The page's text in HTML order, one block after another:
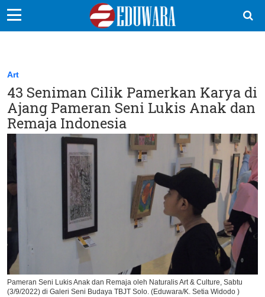
Sekolah Kita
Vokasi
Kampus
Idea
Sains
EduDana
Ikuti Kami di:
Art
43 Seniman Cilik Pamerkan Karya di
Ajang Pameran Seni Lukis Anak dan
Remaja Indonesia
Pameran Seni Lukis Anak dan Remaja oleh Naturalis Art & Culture, Sabtu
(3/9/2022) di Galeri Seni Budaya TBJT Solo. (Eduwara/K. Setia Widodo )